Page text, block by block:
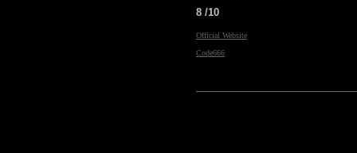
8 /10
Official Website
Code666